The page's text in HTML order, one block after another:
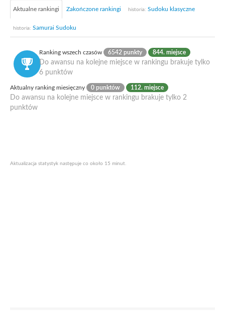
Aktualne rankingi Zakończone rankingi historia: Sudoku klasyczne
historia: Samurai Sudoku
Ranking wszech czasów 6542 punkty 844. miejsce
Do awansu na kolejne miejsce w rankingu brakuje tylko
6 punktów
Aktualny ranking miesięczny 0 punktów 112. miejsce
Do awansu na kolejne miejsce w rankingu brakuje tylko 2
punktów
Aktualizacja statystyk następuje co około 15 minut.